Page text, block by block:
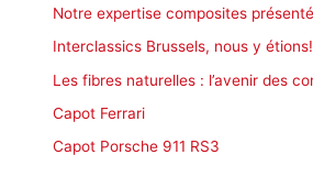
Notre expertise composites
Interclassics Brussels, nous y étions!
Les fibres naturelles : l’avenir des
Capot Ferrari
Capot Porsche 911 RS3